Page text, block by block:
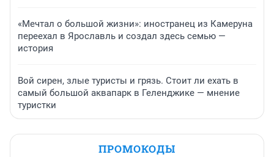
«Мечтал о большой жизни»: иностранец из Камеруна
переехал в Ярославль и создал здесь семью —
история
Вой сирен, злые туристы и грязь. Стоит ли ехать в
самый большой аквапарк в Геленджике — мнение
туристки
ПРОМОКОДЫ